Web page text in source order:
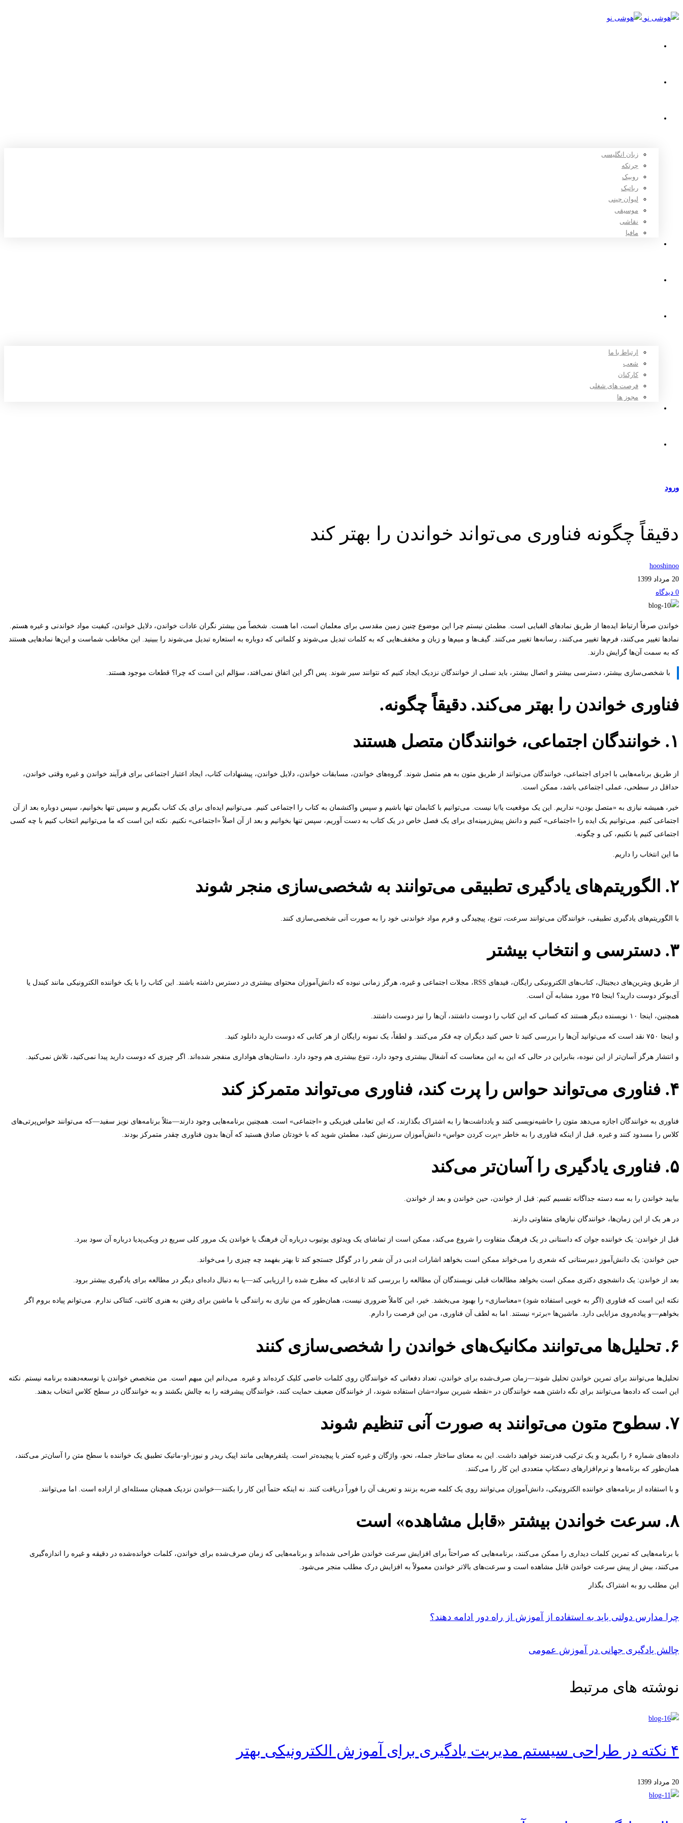
زبان انگلیسی
چرتکه
روبیک
رباتیک
لیوان چینی
موسیقی
نقاشی
مافیا
ارتباط با ما
شعب
کارکنان
فرصت های شغلی
مجوز ها
ورود
دقیقاً چگونه فناوری می‌تواند خواندن را بهتر کند
hooshinoo
20 مرداد 1399
0 دیدگاه‌
دقیقاً
چگونه
فناوری
می‌تواند
خواندن
را
کند
خواندن صرفاً ارتباط ایده‌ها از طریق نمادهای الفبایی است. مطمئن نیستم چرا این موضوع چنین زمین مقدسی برای معلمان است، اما هست. شخصاً من بیشتر نگران عادات خواندن، دلایل خواندن، کیفیت مواد خواندنی و غیره هستم.
نمادها تغییر می‌کنند، فرم‌ها تغییر می‌کنند، رسانه‌ها تغییر می‌کنند. گیف‌ها و میم‌ها و زبان و مخفف‌هایی که به کلمات تبدیل می‌شوند و کلماتی که دوباره به استعاره تبدیل می‌شوند را ببینید. این مخاطب شماست و این‌ها نمادهایی هستند
که به سمت آن‌ها گرایش دارند.
با شخصی‌سازی بیشتر، دسترسی بیشتر و اتصال بیشتر، باید نسلی از خوانندگان نزدیک ایجاد کنیم که نتوانند سیر شوند. پس اگر این اتفاق نمی‌افتد، سؤالم این است که چرا؟ قطعات موجود هستند.
فناوری خواندن را بهتر می‌کند. دقیقاً چگونه.
۱. خوانندگان اجتماعی، خوانندگان متصل هستند
از طریق برنامه‌هایی با اجزای اجتماعی، خوانندگان می‌توانند از طریق متون به هم متصل شوند. گروه‌های خواندن، مسابقات خواندن، دلایل خواندن، پیشنهادات کتاب، ایجاد اعتبار اجتماعی برای فرآیند خواندن و غیره وقتی خواندن،
حداقل در سطحی، عملی اجتماعی باشد، ممکن است.
خیر، همیشه نیازی به «متصل بودن» نداریم. این یک موقعیت یا/یا نیست. می‌توانیم با کتابمان تنها باشیم و سپس واکنشمان به کتاب را اجتماعی کنیم. می‌توانیم ایده‌ای برای یک کتاب بگیریم و سپس تنها بخوانیم، سپس دوباره بعد از آن
اجتماعی کنیم. می‌توانیم یک ایده را «اجتماعی» کنیم و دانش پیش‌زمینه‌ای برای یک فصل خاص در یک کتاب به دست آوریم، سپس تنها بخوانیم و بعد از آن اصلاً «اجتماعی» نکنیم. نکته این است که ما می‌توانیم انتخاب کنیم با چه کسی
اجتماعی کنیم یا نکنیم، کی و چگونه.
ما این انتخاب را داریم.
۲. الگوریتم‌های یادگیری تطبیقی می‌توانند به شخصی‌سازی منجر شوند
با الگوریتم‌های یادگیری تطبیقی، خوانندگان می‌توانند سرعت، تنوع، پیچیدگی و فرم مواد خواندنی خود را به صورت آنی شخصی‌سازی کنند.
۳. دسترسی و انتخاب بیشتر
از طریق ویترین‌های دیجیتال، کتاب‌های الکترونیکی رایگان، فیدهای RSS، مجلات اجتماعی و غیره، هرگز زمانی نبوده که دانش‌آموزان محتوای بیشتری در دسترس داشته باشند. این کتاب را با یک خواننده الکترونیکی مانند کیندل یا
آی‌بوکز دوست دارید؟ اینجا ۲۵ مورد مشابه آن است.
همچنین، اینجا ۱۰ نویسنده دیگر هستند که کسانی که این کتاب را دوست داشتند، آن‌ها را نیز دوست داشتند.
و اینجا ۷۵۰ نقد است که می‌توانید آن‌ها را بررسی کنید تا حس کنید دیگران چه فکر می‌کنند. و لطفاً، یک نمونه رایگان از هر کتابی که دوست دارید دانلود کنید.
و انتشار هرگز آسان‌تر از این نبوده، بنابراین در حالی که این به این معناست که آشغال بیشتری وجود دارد، تنوع بیشتری هم وجود دارد. داستان‌های هواداری منفجر شده‌اند. اگر چیزی که دوست دارید پیدا نمی‌کنید، تلاش نمی‌کنید.
۴. فناوری می‌تواند حواس را پرت کند، فناوری می‌تواند متمرکز کند
فناوری به خوانندگان اجازه می‌دهد متون را حاشیه‌نویسی کنند و یادداشت‌ها را به اشتراک بگذارند، که این تعاملی فیزیکی و «اجتماعی» است. همچنین برنامه‌هایی وجود دارند—مثلاً برنامه‌های نویز سفید—که می‌توانند حواس‌پرتی‌های
کلاس را مسدود کنند و غیره. قبل از اینکه فناوری را به خاطر «پرت کردن حواس» دانش‌آموزان سرزنش کنید، مطمئن شوید که با خودتان صادق هستید که آن‌ها بدون فناوری چقدر متمرکز بودند.
۵. فناوری یادگیری را آسان‌تر می‌کند
بیایید خواندن را به سه دسته جداگانه تقسیم کنیم: قبل از خواندن، حین خواندن و بعد از خواندن.
در هر یک از این زمان‌ها، خوانندگان نیازهای متفاوتی دارند.
قبل از خواندن: یک خواننده جوان که داستانی در یک فرهنگ متفاوت را شروع می‌کند، ممکن است از تماشای یک ویدئوی یوتیوب درباره آن فرهنگ یا خواندن یک مرور کلی سریع در ویکی‌پدیا درباره آن سود ببرد.
حین خواندن: یک دانش‌آموز دبیرستانی که شعری را می‌خواند ممکن است بخواهد اشارات ادبی در آن شعر را در گوگل جستجو کند تا بهتر بفهمد چه چیزی را می‌خواند.
بعد از خواندن: یک دانشجوی دکتری ممکن است بخواهد مطالعات قبلی نویسندگان آن مطالعه را بررسی کند تا ادعایی که مطرح شده را ارزیابی کند—یا به دنبال داده‌ای دیگر در مطالعه برای یادگیری بیشتر برود.
نکته این است که فناوری (اگر به خوبی استفاده شود) «معناسازی» را بهبود می‌بخشد. خیر، این کاملاً ضروری نیست، همان‌طور که من نیازی به رانندگی با ماشین برای رفتن به هنری کانتی، کنتاکی ندارم. می‌توانم پیاده بروم اگر
بخواهم—و پیاده‌روی مزایایی دارد. ماشین‌ها «برتر» نیستند. اما به لطف آن فناوری، من این فرصت را دارم.
۶. تحلیل‌ها می‌توانند مکانیک‌های خواندن را شخصی‌سازی کنند
تحلیل‌ها می‌توانند برای تمرین خواندن تحلیل شوند—زمان صرف‌شده برای خواندن، تعداد دفعاتی که خوانندگان روی کلمات خاصی کلیک کرده‌اند و غیره. می‌دانم این مبهم است. من متخصص خواندن یا توسعه‌دهنده برنامه نیستم. نکته
این است که داده‌ها می‌توانند برای نگه داشتن همه خوانندگان در «نقطه شیرین سواد»شان استفاده شوند، از خوانندگان ضعیف حمایت کنند، خوانندگان پیشرفته را به چالش بکشند و به خوانندگان در سطح کلاس انتخاب بدهند.
۷. سطوح متون می‌توانند به صورت آنی تنظیم شوند
داده‌های شماره ۶ را بگیرید و یک ترکیب قدرتمند خواهید داشت. این به معنای ساختار جمله، نحو، واژگان و غیره کمتر یا پیچیده‌تر است. پلتفرم‌هایی مانند اپیک ریدر و نیوز-او-ماتیک تطبیق یک خواننده با سطح متن را آسان‌تر می‌کنند،
همان‌طور که برنامه‌ها و نرم‌افزارهای دسکتاپ متعددی این کار را می‌کنند.
و با استفاده از برنامه‌های خواننده الکترونیکی، دانش‌آموزان می‌توانند روی یک کلمه ضربه بزنند و تعریف آن را فوراً دریافت کنند. نه اینکه حتماً این کار را بکنند—خواندن نزدیک همچنان مسئله‌ای از اراده است. اما می‌توانند.
۸. سرعت خواندن بیشتر «قابل مشاهده» است
با برنامه‌هایی که تمرین کلمات دیداری را ممکن می‌کنند، برنامه‌هایی که صراحتاً برای افزایش سرعت خواندن طراحی شده‌اند و برنامه‌هایی که زمان صرف‌شده برای خواندن، کلمات خوانده‌شده در دقیقه و غیره را اندازه‌گیری
می‌کنند، بیش از پیش سرعت خواندن قابل مشاهده است و سرعت‌های بالاتر خواندن معمولاً به افزایش درک مطلب منجر می‌شود.
این مطلب رو به اشتراک بگذار
چرا مدارس دولتی باید به استفاده از آموزش از راه دور ادامه دهند؟
چالش یادگیری جهانی در آموزش عمومی
نوشته های مرتبط
۴ نکته در طراحی سیستم مدیریت یادگیری برای آموزش الکترونیکی بهتر
20 مرداد 1399